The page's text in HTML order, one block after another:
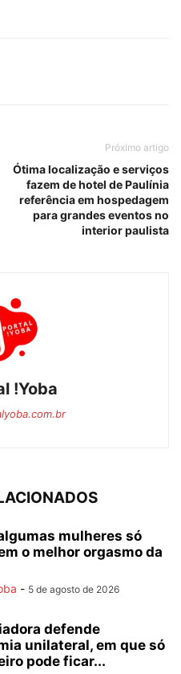
Próximo artigo
Ótima localização e serviços
fazem de hotel de Paulínia
referência em hospedagem
para grandes eventos no
interior paulista
!Yoba
mulheres só
o melhor orgasmo da
- 5 de agosto de 2026
defende
unilateral, em que só
pode ficar...